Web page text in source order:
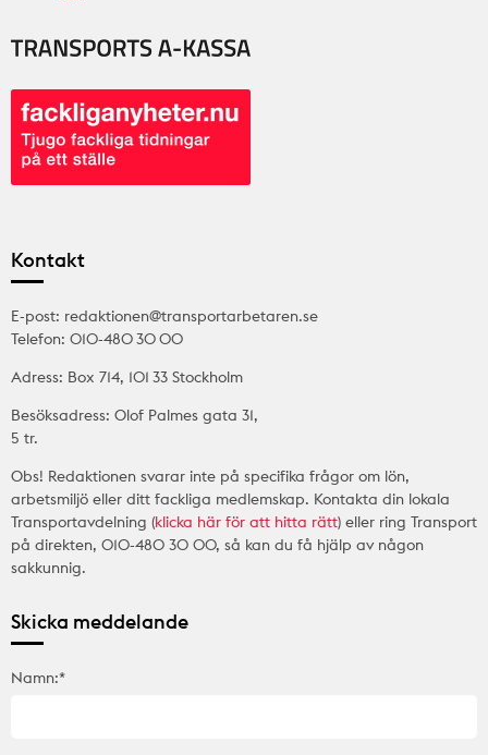
Kontakt
E-post: redaktionen@transportarbetaren.se
Telefon: 010-480 30 00
Adress: Box 714, 101 33 Stockholm
Besöksadress: Olof Palmes gata 31,
5 tr.
Obs! Redaktionen svarar inte på specifika frågor om lön,
arbetsmiljö eller ditt fackliga medlemskap. Kontakta din lokala
Transportavdelning (klicka här för att hitta rätt) eller ring Transport
på direkten, 010-480 30 00, så kan du få hjälp av någon
sakkunnig.
Skicka meddelande
Namn:*